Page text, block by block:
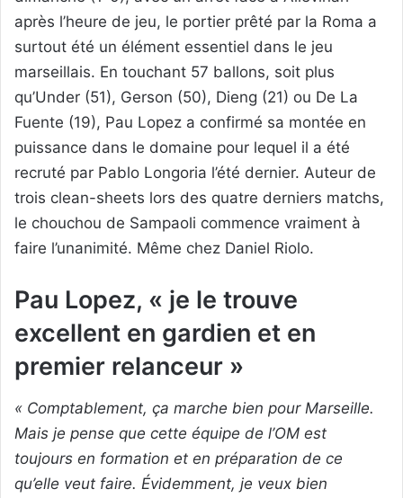
après l’heure de jeu, le portier prêté par la Roma a
surtout été un élément essentiel dans le jeu
marseillais. En touchant 57 ballons, soit plus
qu’Under (51), Gerson (50), Dieng (21) ou De La
Fuente (19), Pau Lopez a confirmé sa montée en
puissance dans le domaine pour lequel il a été
recruté par Pablo Longoria l’été dernier. Auteur de
trois clean-sheets lors des quatre derniers matchs,
le chouchou de Sampaoli commence vraiment à
faire l’unanimité. Même chez Daniel Riolo.
Pau Lopez, « je le trouve
excellent en gardien et en
premier relanceur »
« Comptablement, ça marche bien pour Marseille.
Mais je pense que cette équipe de l’OM est
toujours en formation et en préparation de ce
qu’elle veut faire. Évidemment, je veux bien